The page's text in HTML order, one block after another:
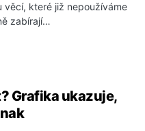
věcí, které již nepoužíváme
zabírají…
Grafika ukazuje,